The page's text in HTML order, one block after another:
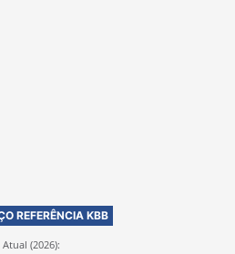
REFERÊNCIA KBB
Atual (2026):